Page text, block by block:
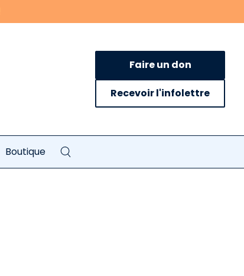
Faire un don
Recevoir l'infolettre
Boutique